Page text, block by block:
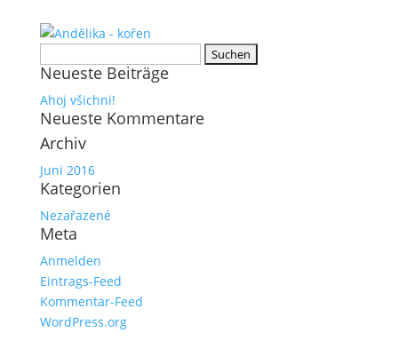
nach:
Neueste Beiträge
Ahoj všichni!
Neueste Kommentare
Archiv
Juni 2016
Kategorien
Nezařazené
Meta
Anmelden
Eintrags-Feed
Kommentar-Feed
WordPress.org